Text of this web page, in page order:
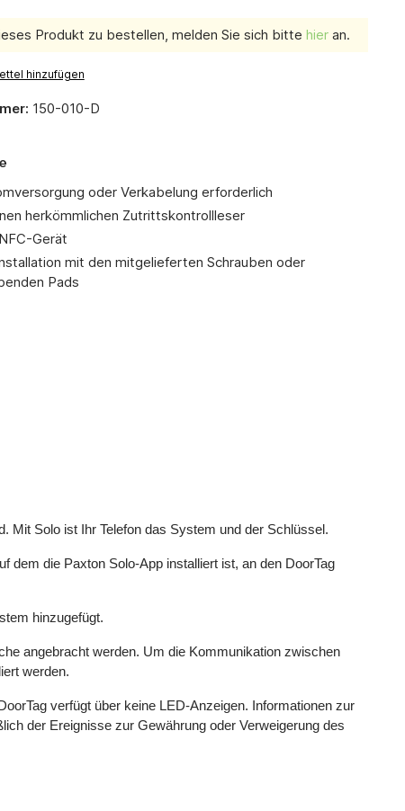
Produkt zu bestellen, melden Sie sich bitte hieran.
hinzufügen
150-010-D
oder Verkabelung erforderlich
herkömmlichen Zutrittskontrollleser
Gerät
mit den mitgelieferten Schrauben oder
Pads
Mit Solo ist Ihr Telefon das System und der Schlüssel.
dem die Paxton Solo-App installiert ist, an den DoorTag
hinzugefügt.
angebracht werden. Um die Kommunikation zwischen
werden.
verfügt über keine LED-Anzeigen. Informationen zur
der Ereignisse zur Gewährung oder Verweigerung des